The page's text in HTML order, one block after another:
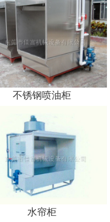
不锈钢喷油柜
水帘柜